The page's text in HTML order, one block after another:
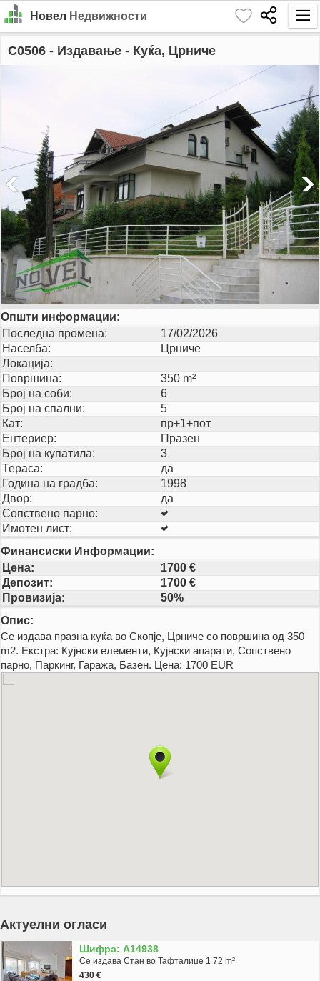
Новел Недвижности
Почетна
Продажба
За Нас
Контакт
Најава
MK
EN
GO!
C0506 - Издавање - Куќа, Црниче
Општи информации:
Последна промена:
17/02/2026
Населба:
Црниче
Локација:
Површина:
350 m²
Број на соби:
6
Број на спални:
5
Кат:
пр+1+пот
Ентериер:
Празен
Број на купатила:
3
Тераса:
да
Година на градба:
1998
Двор:
да
Сопствено парно:
Имотен лист:
Финансиски Информации:
Цена:
1700 €
Депозит:
1700 €
Провизија:
50%
Опис:
Се издава празна куќа во Скопје, Црниче со површина од 350
m2. Екстра: Кујнски елементи, Кујнски апарати, Сопствено
парно, Паркинг, Гаража, Базен. Цена: 1700 EUR
Актуелни огласи
Шифра: A14938
Се издава Стан во Тафталиџе 1 72 m²
430 €